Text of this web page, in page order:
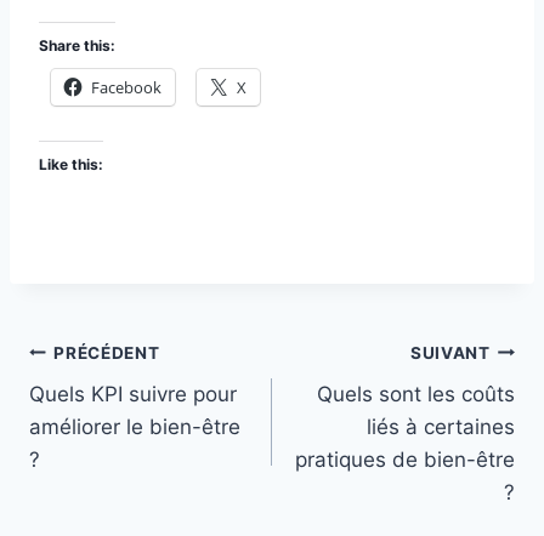
Share this:
Facebook X
Like this:
Navigation
de
l’article
PRÉCÉDENT
Quels KPI suivre pour
améliorer le bien-être
?
SUIVANT
Quels sont les coûts
liés à certaines
pratiques de bien-être
?